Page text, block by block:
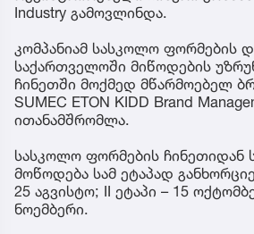
Industry გამოვლინდა.
კომპანიამ სასკოლო ფორმების
საქართველოში მიწოდების
ჩინეთში მოქმედ მწარმოებელ
SUMEC ETON KIDD Brand
ითანამშრომლა.
სასკოლო ფორმების ჩინეთიდან
მოწოდება სამ ეტაპად
25 აგვისტო; II ეტაპი – 15
ნოემბერი.